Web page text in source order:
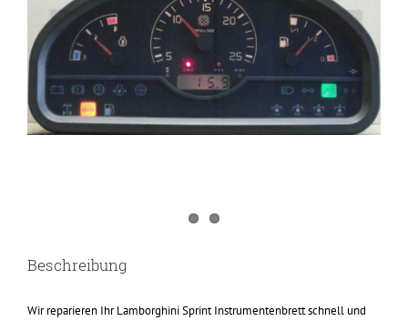
Image
Beschreibung
Wir reparieren Ihr Lamborghini Sprint Instrumentenbrett schnell und